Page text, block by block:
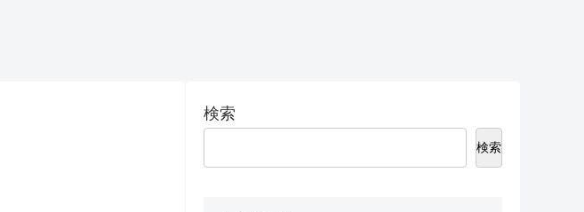
検索
検索